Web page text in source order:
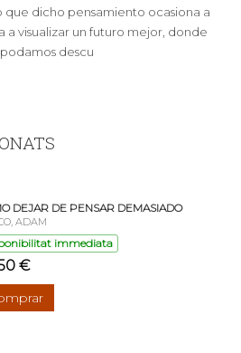
dicho pensamiento ocasiona a
a visualizar un futuro mejor, donde
descu
DEJAR DE PENSAR DEMASIADO
ADAM
immediata
€